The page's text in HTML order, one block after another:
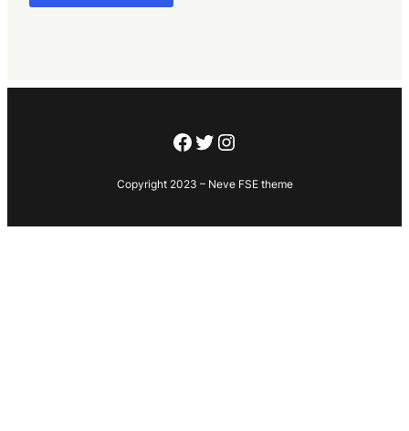
Facebook
Twitter
Instagram
Copyright 2023 – Neve FSE theme